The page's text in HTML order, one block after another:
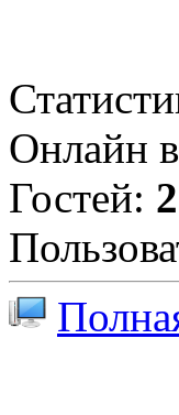
Онлайн
Гостей: 2